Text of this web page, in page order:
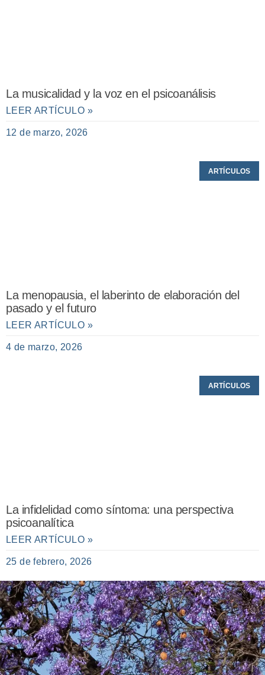
La musicalidad y la voz en el psicoanálisis
LEER ARTÍCULO »
12 de marzo, 2026
ARTÍCULOS
La menopausia, el laberinto de elaboración del
pasado y el futuro
LEER ARTÍCULO »
4 de marzo, 2026
ARTÍCULOS
La infidelidad como síntoma: una perspectiva
psicoanalítica
LEER ARTÍCULO »
25 de febrero, 2026